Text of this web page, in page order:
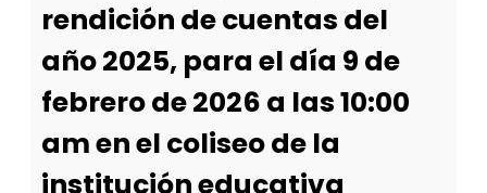
rendición de cuentas del
año 2025, para el día 9 de
febrero de 2026 a las 10:00
am en el coliseo de la
institución educativa